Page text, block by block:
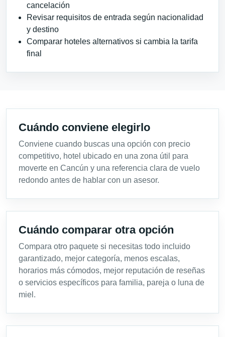
cancelación
Revisar requisitos de entrada según nacionalidad
y destino
Comparar hoteles alternativos si cambia la tarifa
final
Cuándo conviene elegirlo
Conviene cuando buscas una opción con precio
competitivo, hotel ubicado en una zona útil para
moverte en Cancún y una referencia clara de vuelo
redondo antes de hablar con un asesor.
Cuándo comparar otra opción
Compara otro paquete si necesitas todo incluido
garantizado, mejor categoría, menos escalas,
horarios más cómodos, mejor reputación de reseñas
o servicios específicos para familia, pareja o luna de
miel.